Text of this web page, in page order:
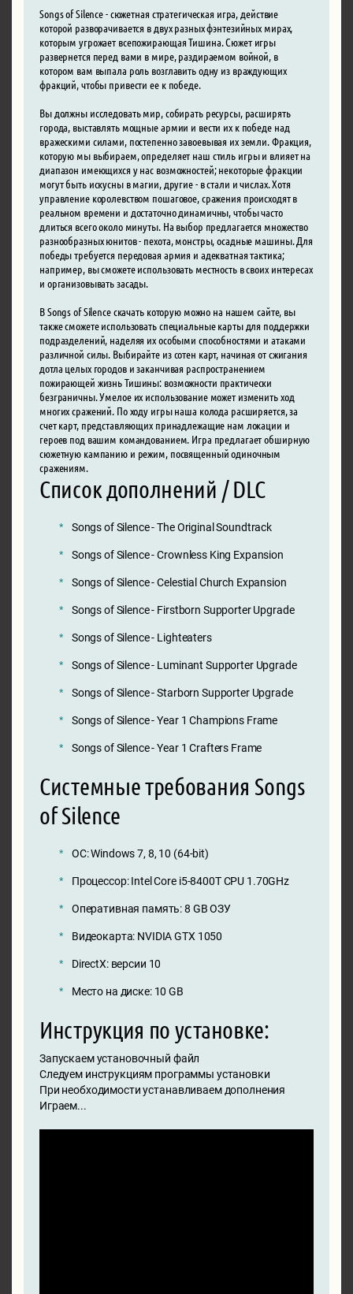
Songs of Silence - сюжетная стратегическая игра, действие
которой разворачивается в двух разных фэнтезийных мирах,
которым угрожает всепожирающая Тишина. Сюжет игры
развернется перед вами в мире, раздираемом войной, в
котором вам выпала роль возглавить одну из враждующих
фракций, чтобы привести ее к победе.
Вы должны исследовать мир, собирать ресурсы, расширять
города, выставлять мощные армии и вести их к победе над
вражескими силами, постепенно завоевывая их земли. Фракция,
которую мы выбираем, определяет наш стиль игры и влияет на
диапазон имеющихся у нас возможностей; некоторые фракции
могут быть искусны в магии, другие - в стали и числах. Хотя
управление королевством пошаговое, сражения происходят в
реальном времени и достаточно динамичны, чтобы часто
длиться всего около минуты. На выбор предлагается множество
разнообразных юнитов - пехота, монстры, осадные машины. Для
победы требуется передовая армия и адекватная тактика;
например, вы сможете использовать местность в своих интересах
и организовывать засады.
В Songs of Silence скачать которую можно на нашем сайте, вы
также сможете использовать специальные карты для поддержки
подразделений, наделяя их особыми способностями и атаками
различной силы. Выбирайте из сотен карт, начиная от сжигания
дотла целых городов и заканчивая распространением
пожирающей жизнь Тишины: возможности практически
безграничны. Умелое их использование может изменить ход
многих сражений. По ходу игры наша колода расширяется, за
счет карт, представляющих принадлежащие нам локации и
героев под вашим командованием. Игра предлагает обширную
сюжетную кампанию и режим, посвященный одиночным
сражениям.
Список дополнений / DLC
Songs of Silence - The Original Soundtrack
Songs of Silence - Crownless King Expansion
Songs of Silence - Celestial Church Expansion
Songs of Silence - Firstborn Supporter Upgrade
Songs of Silence - Lighteaters
Songs of Silence - Luminant Supporter Upgrade
Songs of Silence - Starborn Supporter Upgrade
Songs of Silence - Year 1 Champions Frame
Songs of Silence - Year 1 Crafters Frame
Системные требования Songs
of Silence
ОС: Windows 7, 8, 10 (64-bit)
Процессор: Intel Core i5-8400T CPU 1.70GHz
Оперативная память: 8 GB ОЗУ
Видеокарта: NVIDIA GTX 1050
DirectX: версии 10
Место на диске: 10 GB
Инструкция по установке:
Запускаем установочный файл
Следуем инструкциям программы установки
При необходимости устанавливаем дополнения
Играем...